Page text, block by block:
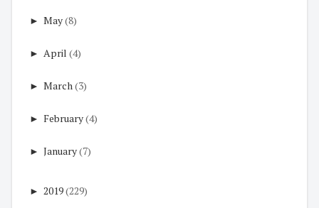
► May(8)
► April (4)
► March (3)
► February(4)
► January(7)
► 2019(229)